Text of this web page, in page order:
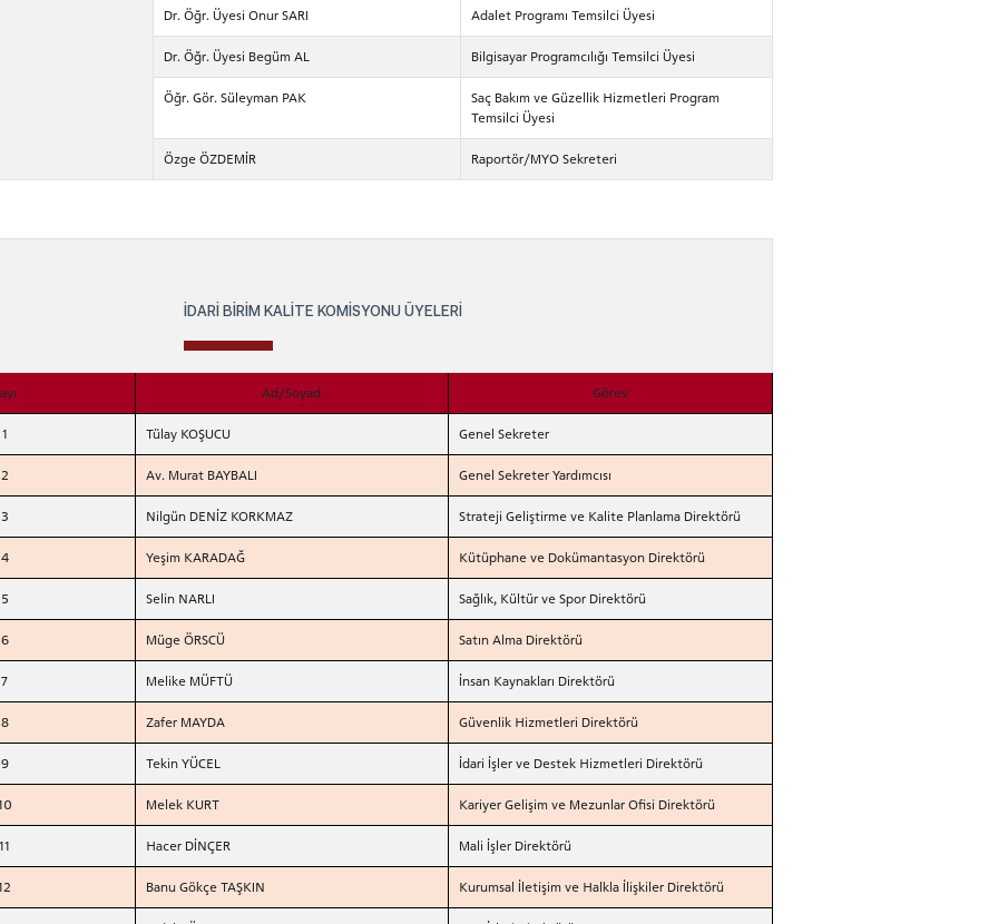
Dr. Öğr. Üyesi Onur SARI Adalet Programı Temsilci Üyesi
Dr. Öğr. Üyesi Begüm AL Bilgisayar Programcılığı Temsilci Üyesi
Öğr. Gör. Süleyman PAK
Saç Bakım ve Güzellik Hizmetleri Program
Temsilci Üyesi
Özge ÖZDEMİR Raportör/MYO Sekreteri
İDARİ BİRİM KALİTE KOMİSYONU ÜYELERİ
Ad/Soyad Görev
1 Tülay KOŞUCU Genel Sekreter
2 Av. Murat BAYBALI Genel Sekreter Yardımcısı
3 Nilgün DENİZ KORKMAZ Strateji Geliştirme ve Kalite Planlama Direktörü
4 Yeşim KARADAĞ Kütüphane ve Dokümantasyon Direktörü
5 Selin NARLI Sağlık, Kültür ve Spor Direktörü
6 Müge ÖRSCÜ Satın Alma Direktörü
7 Melike MÜFTÜ İnsan Kaynakları Direktörü
8 Zafer MAYDA Güvenlik Hizmetleri Direktörü
9 Tekin YÜCEL İdari İşler ve Destek Hizmetleri Direktörü
Melek KURT Kariyer Gelişim ve Mezunlar Ofisi Direktörü
11 Hacer DİNÇER Mali İşler Direktörü
Banu Gökçe TAŞKIN Kurumsal İletişim ve Halkla İlişkiler Direktörü